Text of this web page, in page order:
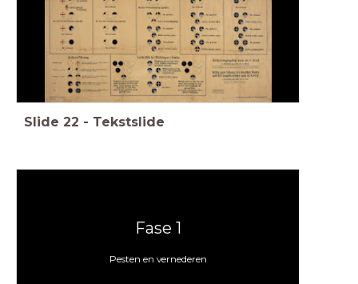
Slide 22 - Tekstslide
Fase 1
Pesten en vernederen